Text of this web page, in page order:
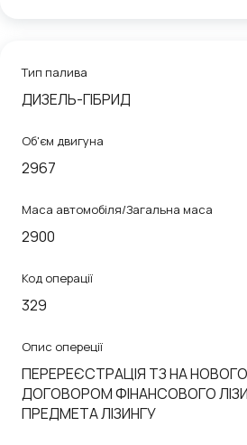
Тип палива
ДИЗЕЛЬ-ГІБРИД
Об'єм двигуна
2967
Маса автомобіля/Загальна маса
2900
Код операції
329
Опис опереції
ПЕРЕРЕЄСТРАЦІЯ ТЗ НА
ДОГОВОРОМ ФІНАНСОВОГО
ПРЕДМЕТА ЛІЗИНГУ